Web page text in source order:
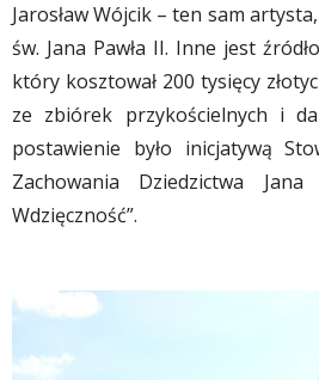
Jarosław Wójcik – ten sam
św. Jana Pawła II. Inne jest
który kosztował 200 tysięcy
ze zbiórek przykościelnych i
postawienie było inicjatywą
Zachowania Dziedzictwa
Wdzięczność”.